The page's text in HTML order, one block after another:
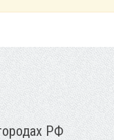
РФ